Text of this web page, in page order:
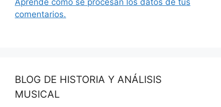
comentarios.
BLOG DE HISTORIA Y ANÁLISIS
MUSICAL